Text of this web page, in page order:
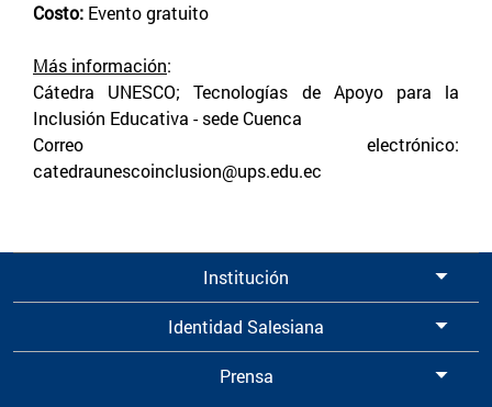
Costo: Evento gratuito
Más información:
Cátedra UNESCO; Tecnologías de Apoyo para la
Inclusión Educativa - sede Cuenca
Correo electrónico:
catedraunescoinclusion@ups.edu.ec
Institución
Identidad Salesiana
Prensa